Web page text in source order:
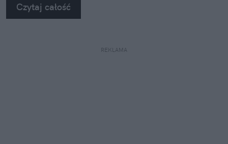
Czytaj całość
REKLAMA